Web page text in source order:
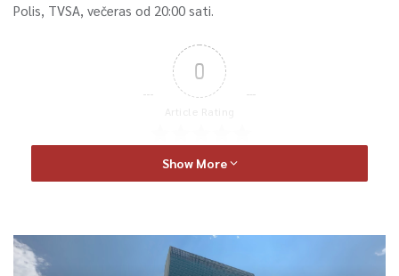
Polis, TVSA, večeras od 20:00 sati.
0
Article Rating
Show More